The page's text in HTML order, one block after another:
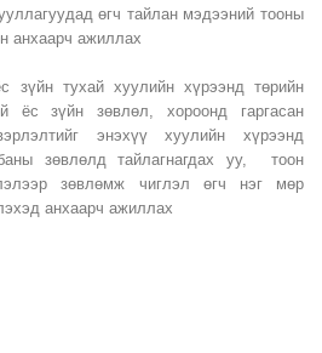
өгч тайлан мэдээний тооны
анхаарч ажиллах
зүйн тухай хуулийн хүрээнд төрийн
ёс зүйн зөвлөл, хороонд гаргасан
энэхүү хуулийн хүрээнд
зөвлөлд тайлагнагдах уу, тоон
зөвлөмж чиглэл өгч нэг мөр
анхаарч ажиллах